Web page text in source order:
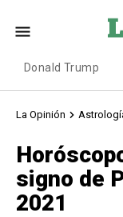
Donald Trump
La Opinión
signo de
2021